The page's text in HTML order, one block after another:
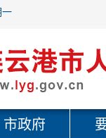
一
市政府